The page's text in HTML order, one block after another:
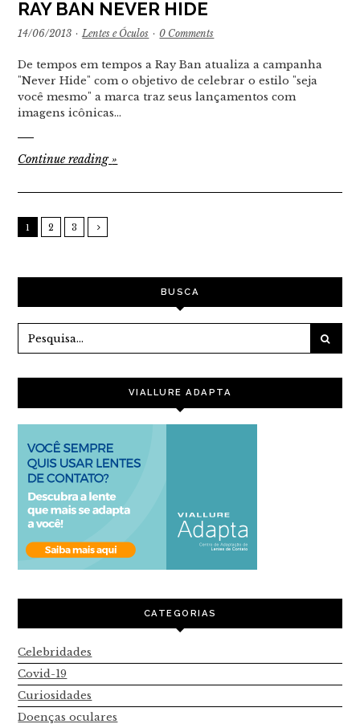
RAY BAN NEVER HIDE
14/06/2013 · Lentes e Óculos · 0 Comments
De tempos em tempos a Ray Ban atualiza a campanha
"Never Hide" com o objetivo de celebrar o estilo "seja
você mesmo" a marca traz seus lançamentos com
imagens icônicas…
Continue reading»
1 2 3
BUSCA
VIALLURE ADAPTA
CATEGORIAS
Celebridades
Covid-19
Curiosidades
Doenças oculares